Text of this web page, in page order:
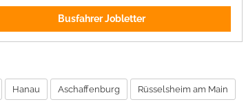
Busfahrer Jobletter
Hanau Aschaffenburg Rüsselsheim am Main